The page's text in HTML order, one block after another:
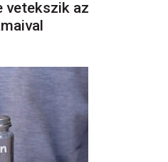
vetekszik az